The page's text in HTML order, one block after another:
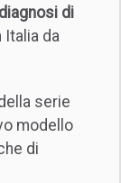
diagnosi di
Italia da
serie
modello
di